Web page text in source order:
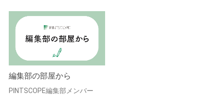
編集部の部屋から
PINTSCOPE編集部メンバー